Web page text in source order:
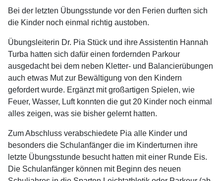
Bei der letzten Übungsstunde vor den Ferien durften sich
die Kinder noch einmal richtig austoben.
Übungsleiterin Dr. Pia Stück und ihre Assistentin Hannah
Turba hatten sich dafür einen fordernden Parkour
ausgedacht bei dem neben Kletter- und Balancierübungen
auch etwas Mut zur Bewältigung von den Kindern
gefordert wurde. Ergänzt mit großartigen Spielen, wie
Feuer, Wasser, Luft konnten die gut 20 Kinder noch einmal
alles zeigen, was sie bisher gelernt hatten.
Zum Abschluss verabschiedete Pia alle Kinder und
besonders die Schulanfänger die im Kinderturnen ihre
letzte Übungsstunde besucht hatten mit einer Runde Eis.
Die Schulanfänger können mit Beginn des neuen